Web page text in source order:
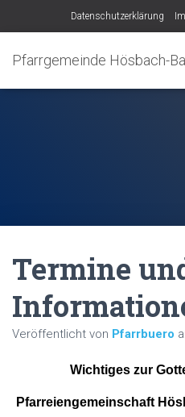
Datenschutzerklärung
Pfarrgemeinde Hösbach-
Termine
Veröffentlicht von Pfarrbuero
Wichtiges zur
Pfarreiengemeinschaft